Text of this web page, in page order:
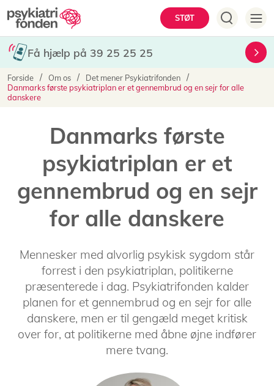
Gå
til
hovedindhold
STØT
Hovedmenu
Få hjælp på 39 25 25 25
Brødkrumme
Forside Om os
Det mener Psykiatrifonden
Danmarks første psykiatriplan er et gennembrud og en sejr for alle
danskere
Danmarks første
psykiatriplan er et
gennembrud og en sejr
for alle danskere
Mennesker med alvorlig psykisk sygdom står
forrest i den psykiatriplan, politikerne
præsenterede i dag. Psykiatrifonden kalder
planen for et gennembrud og en sejr for alle
danskere, men er til gengæld meget kritisk
over for, at politikerne med åbne øjne indfører
mere tvang.